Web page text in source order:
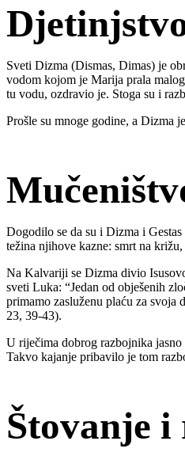
Sveti Dizma (Dismas, Dimas) je
vodom kojom je Marija prala
tu vodu, ozdravio je. Stoga su i
Prošle su mnoge godine, a Dizma
Dogodilo se da su i Dizma i
težina njihove kazne: smrt na
Na Kalvariji se Dizma divio
sveti Luka: “Jedan od obješenih
primamo zasluženu plaću za svoja
23, 39-43).
U riječima dobrog razbojnika
Takvo kajanje pribavilo je tom
Štovanje